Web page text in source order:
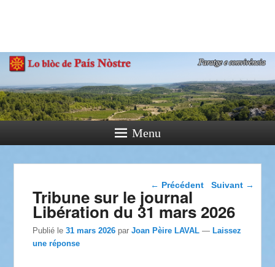
Paratge e Convivència
Menu
Navigation dans les
← Précédent Suivant →
Tribune sur le journal
Libération du 31 mars 2026
Publié le31 mars 2026 parJoan Pèire LAVAL —Laissez
une réponse